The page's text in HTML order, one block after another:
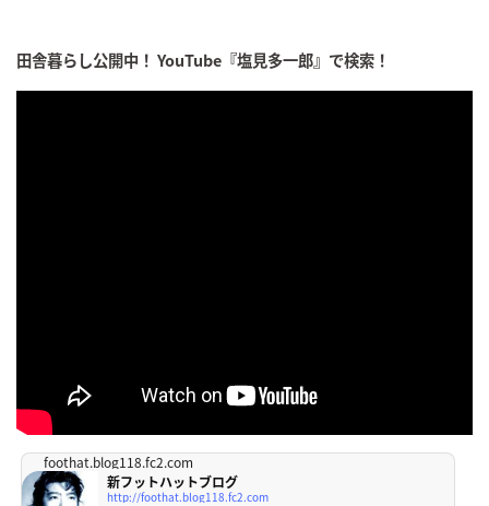
田舎暮らし公開中！ YouTube『塩見多一郎』で検索！
foothat.blog118.fc2.com
新フットハットブログ
http://foothat.blog118.fc2.com